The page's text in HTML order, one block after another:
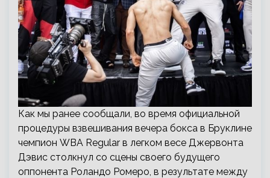
Как мы ранее сообщали, во время официальной
процедуры взвешивания вечера бокса в Бруклине
чемпион WBA Regular в легком весе Джервонта
Дэвис столкнул со сцены своего будущего
оппонента Роландо Ромеро, в результате между